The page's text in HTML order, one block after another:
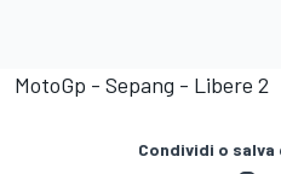
MotoGp - Sepang - Libere 2
Condividi o